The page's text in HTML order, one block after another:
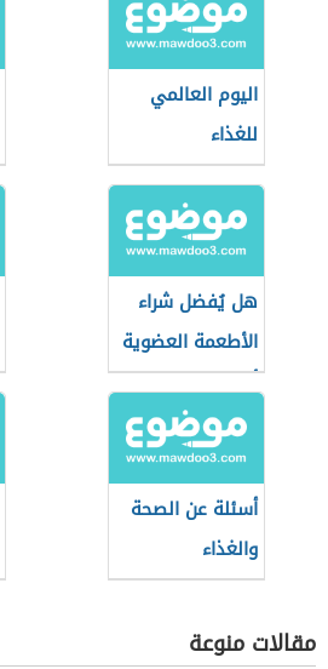
اليوم العالمي
للغذاء
هل يُفضل شراء
الأطعمة العضوية
أثناء التسوق؟
أسئلة عن الصحة
والغذاء
مقالات منوعة